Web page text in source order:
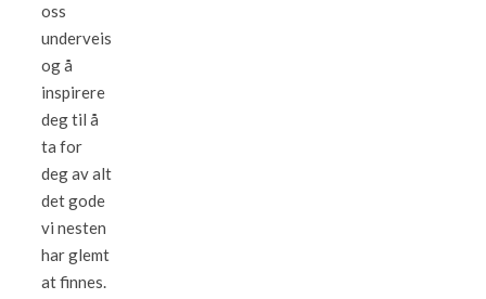
oss
underveis
og å
inspirere
deg til å
ta for
deg av alt
det gode
vi nesten
har glemt
at finnes.